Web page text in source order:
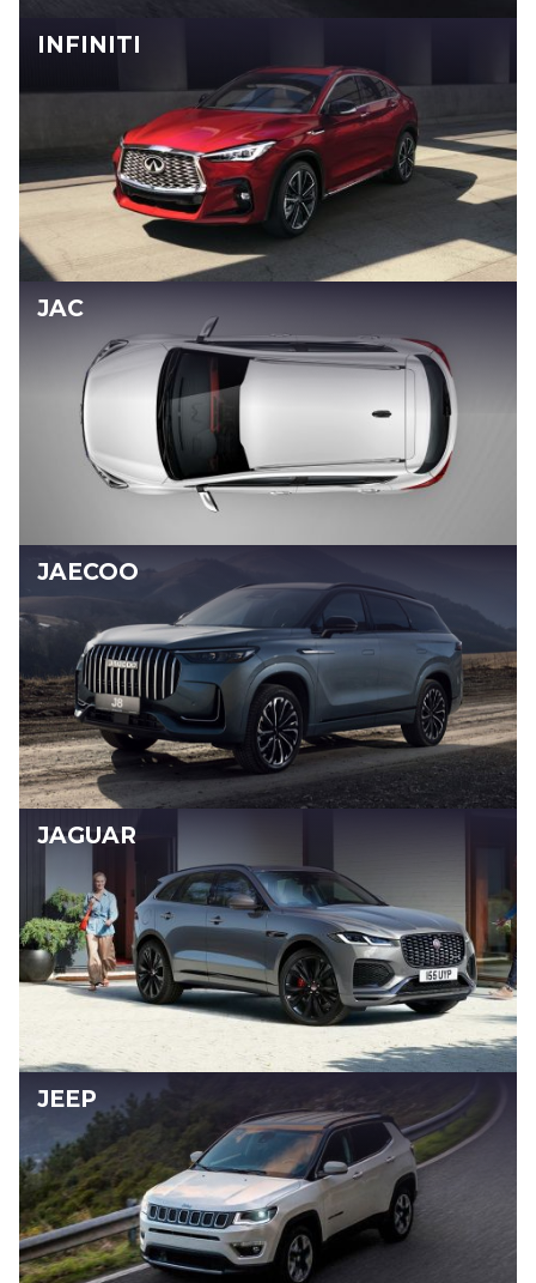
INFINITI
JAC
JAECOO
JAGUAR
JEEP